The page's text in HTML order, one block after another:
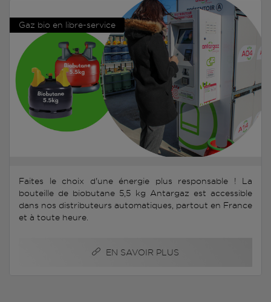
Gaz bio en libre-service
Faites le choix d'une énergie plus responsable ! La
bouteille de biobutane 5,5 kg Antargaz est accessible
dans nos distributeurs automatiques, partout en France
et à toute heure.
EN SAVOIR PLUS